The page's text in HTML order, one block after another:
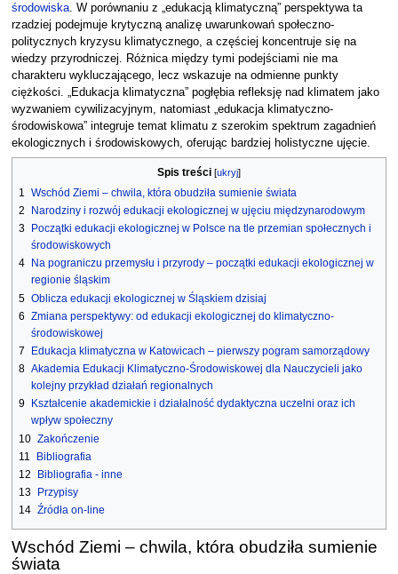
środowiska. W porównaniu z „edukacją klimatyczną” perspektywa ta
rzadziej podejmuje krytyczną analizę uwarunkowań społeczno-
politycznych kryzysu klimatycznego, a częściej koncentruje się na
wiedzy przyrodniczej. Różnica między tymi podejściami nie ma
charakteru wykluczającego, lecz wskazuje na odmienne punkty
ciężkości. „Edukacja klimatyczna” pogłębia refleksję nad klimatem jako
wyzwaniem cywilizacyjnym, natomiast „edukacja klimatyczno-
środowiskowa” integruje temat klimatu z szerokim spektrum zagadnień
ekologicznych i środowiskowych, oferując bardziej holistyczne ujęcie.
Spis treści
1
Wschód Ziemi – chwila, która obudziła sumienie świata
2
Narodziny i rozwój edukacji ekologicznej w ujęciu międzynarodowym
3
Początki edukacji ekologicznej w Polsce na tle przemian społecznych i
środowiskowych
4
Na pograniczu przemysłu i przyrody – początki edukacji ekologicznej w
regionie śląskim
5 Oblicza edukacji ekologicznej w Śląskiem dzisiaj
6 Zmiana perspektywy: od edukacji ekologicznej do klimatyczno-
środowiskowej
7
Edukacja klimatyczna w Katowicach – pierwszy pogram samorządowy
8 Akademia Edukacji Klimatyczno-Środowiskowej dla Nauczycieli jako
kolejny przykład działań regionalnych
9
Kształcenie akademickie i działalność dydaktyczna uczelni oraz ich
wpływ społeczny
10 Zakończenie
11
Bibliografia
12
Bibliografia - inne
13
Przypisy
14 Źródła on-line
Wschód Ziemi – chwila, która obudziła sumienie
świata